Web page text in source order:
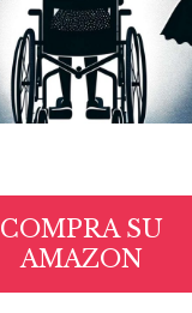
COMPRA SU
AMAZON